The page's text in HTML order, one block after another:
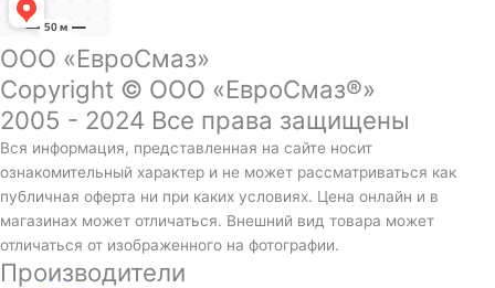
ООО «ЕвроСмаз»
Copyright © ООО «ЕвроСмаз®»
2005 - 2024 Все права защищены
Вся информация, представленная на сайте носит
ознакомительный характер и не может рассматриваться как
публичная оферта ни при каких условиях. Цена онлайн и в
магазинах может отличаться. Внешний вид товара может
отличаться от изображенного на фотографии.
Производители